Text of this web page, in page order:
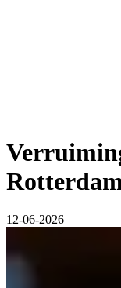
12-06-2026